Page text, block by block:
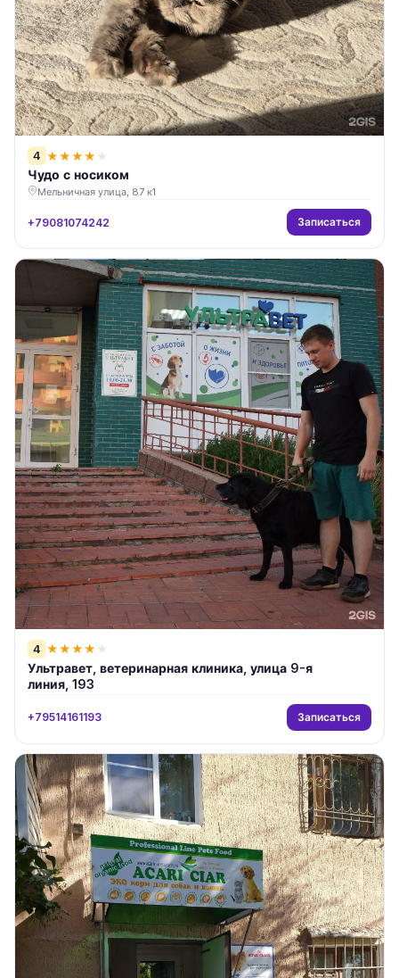
4 ★★★★ ★
Чудо с носиком
Мельничная улица, 87 к1
+79081074242 Записаться
4 ★★★★ ★
Ультравет, ветеринарная клиника, улица 9-я
линия, 193
+79514161193 Записаться